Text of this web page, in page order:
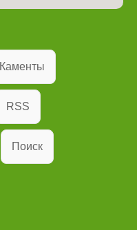
Каменты
RSS
Поиск